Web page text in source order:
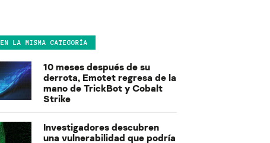
EN LA MISMA CATEGORÍA
10 meses después de su
derrota, Emotet regresa de la
mano de TrickBot y Cobalt
Strike
Investigadores descubren
una vulnerabilidad que podría